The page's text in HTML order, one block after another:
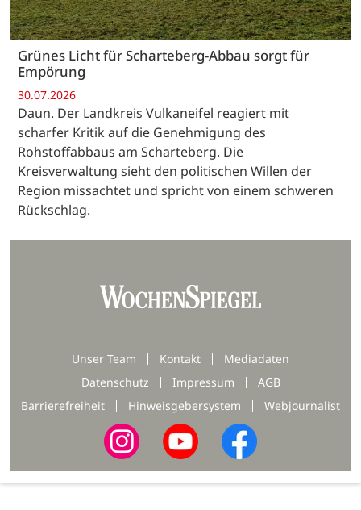
Grünes Licht für Scharteberg-Abbau sorgt für
Empörung
30.07.2026
Daun. Der Landkreis Vulkaneifel reagiert mit
scharfer Kritik auf die Genehmigung des
Rohstoffabbaus am Scharteberg. Die
Kreisverwaltung sieht den politischen Willen der
Region missachtet und spricht von einem schweren
Rückschlag.
Unser Team Kontakt
Mediadaten
Datenschutz
Impressum
AGB
Barrierefreiheit
Hinweisgebersystem Webjournalist